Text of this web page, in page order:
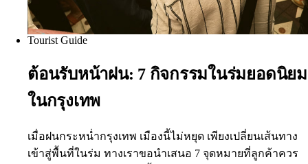
Tourist Guide
ต้อนรับหน้าฝน: 7 กิจกรรมในร่มยอดนิยม
ในกรุงเทพ
เมื่อฝนกระหน่ำกรุงเทพ เมืองนี้ไม่หยุด เพียงเปลี่ยนเส้นทาง
เข้าสู่พื้นที่ในร่ม ทางเราขอนำเสนอ 7 จุดหมายที่ลูกค้าควร